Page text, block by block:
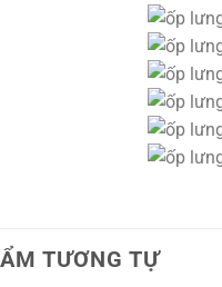
TƯƠNG TỰ